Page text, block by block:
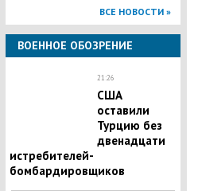
ВСЕ НОВОСТИ »
ВОЕННОЕ ОБОЗРЕНИЕ
21:26
США
оставили
Турцию без
двенадцати
истребителей-
бомбардировщиков